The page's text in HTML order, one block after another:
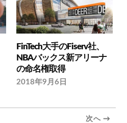
FinTech大手のFiserv社、
NBAバックス新アリーナ
の命名権取得
2018年9月6日
次へ →